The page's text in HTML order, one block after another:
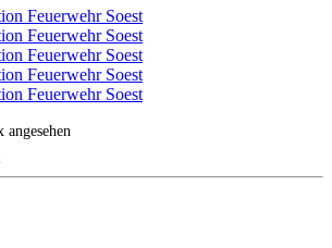
angesehen